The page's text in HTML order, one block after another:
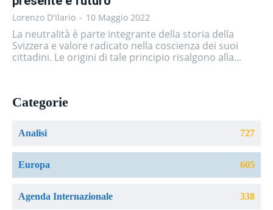
Lorenzo D'Ilario - 10 Maggio 2022
La neutralità è parte integrante della storia della
Svizzera e valore radicato nella coscienza dei suoi
cittadini. Le origini di tale principio risalgono alla...
Categorie
Analisi 727
Europa 605
Agenda Internazionale 338